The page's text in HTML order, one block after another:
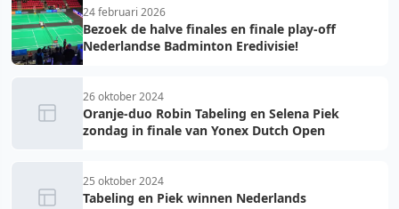
24 februari 2026
Bezoek de halve finales en finale play-off
Nederlandse Badminton Eredivisie!
26 oktober 2024
Oranje-duo Robin Tabeling en Selena Piek
zondag in finale van Yonex Dutch Open
25 oktober 2024
Tabeling en Piek winnen Nederlands